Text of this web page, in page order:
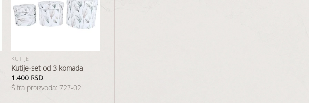
Dodaj
u
listu
želja
KUTIJE
Kutije-set od 3 komada
1.400 RSD
Šifra proizvoda: 727-02